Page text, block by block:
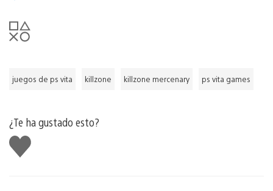
juegos de ps vita killzone killzone mercenary ps vita games
¿Te ha gustado esto?
Me
gusta